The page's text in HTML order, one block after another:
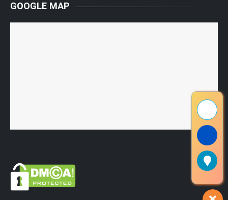
GOOGLE MAP